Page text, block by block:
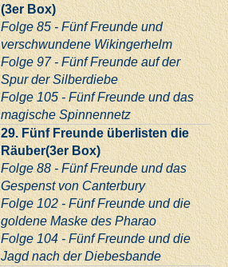
(3er Box)
Folge 85 - Fünf Freunde und
verschwundene Wikingerhelm
Folge 97 - Fünf Freunde auf der
Spur der Silberdiebe
Folge 105 - Fünf Freunde und das
magische Spinnennetz
29. Fünf Freunde überlisten die
Räuber(3er Box)
Folge 88 - Fünf Freunde und das
Gespenst von Canterbury
Folge 102 - Fünf Freunde und die
goldene Maske des Pharao
Folge 104 - Fünf Freunde und die
Jagd nach der Diebesbande